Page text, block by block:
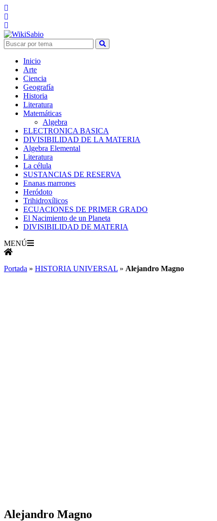
Inicio
Arte
Ciencia
Geografía
Historia
Literatura
Matemáticas
Algebra
ELECTRONICA BASICA
DIVISIBILIDAD DE LA MATERIA
Algebra Elemental
Literatura
La célula
SUSTANCIAS DE RESERVA
Enanas marrones
Heródoto
Trihidroxílicos
ECUACIONES DE PRIMER GRADO
El Nacimiento de un Planeta
DIVISIBILIDAD DE MATERIA
MENÚ
Portada » HISTORIA UNIVERSAL » Alejandro Magno
Alejandro Magno